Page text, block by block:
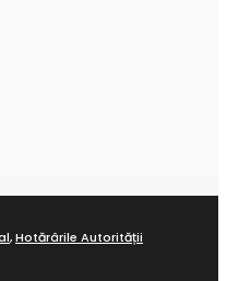
,Hotărârile Autorității